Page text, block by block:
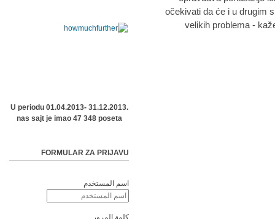
očekivati da će i u drugim
velikih problema -
U periodu 01.04.2013- 31.12.2013.
nas sajt je imao 47 348 poseta
FORMULAR ZA PRIJAVU
اسم المستخدم
كلمة المرور